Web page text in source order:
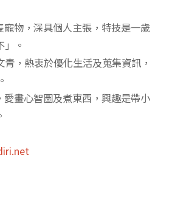
物，深具個人主張，特技是一歲
。
，熱衷於優化生活及蒐集資訊，
畫心智圖及煮東西，興趣是帶小